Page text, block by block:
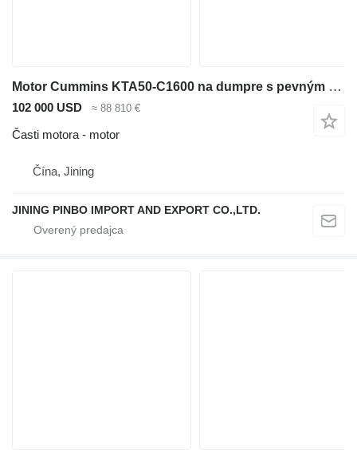
Motor Cummins KTA50-C1600 na dumpre s pevným rámom BELAZ-75131
102 000 USD ≈ 88 810 €
Časti motora - motor
Čína, Jining
JINING PINBO IMPORT AND EXPORT CO.,LTD.